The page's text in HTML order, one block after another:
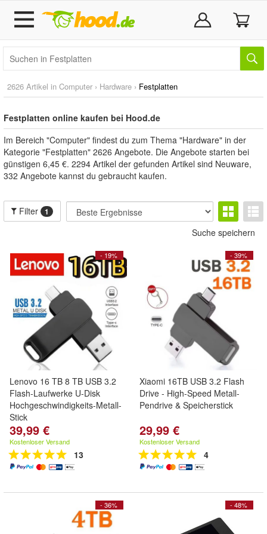
2626 Artikel in Computer › Hardware › Festplatten
Festplatten online kaufen bei Hood.de
Im Bereich "Computer" findest du zum Thema "Hardware" in der
Kategorie "Festplatten" 2626 Angebote. Die Angebote starten bei
günstigen 6,45 €. 2294 Artikel der gefunden Artikel sind Neuware,
332 Angebote kannst du gebraucht kaufen.
Filter 1
Suche speichern
- 19%
Lenovo 16 TB 8 TB USB 3.2
Flash-Laufwerke U-Disk
Hochgeschwindigkeits-Metall-
Stick
39,99 €
Kostenloser Versand
13
- 39%
Xiaomi 16TB USB 3.2 Flash
Drive - High-Speed Metall-
Pendrive & Speicherstick
29,99 €
Kostenloser Versand
4
- 36% - 48%